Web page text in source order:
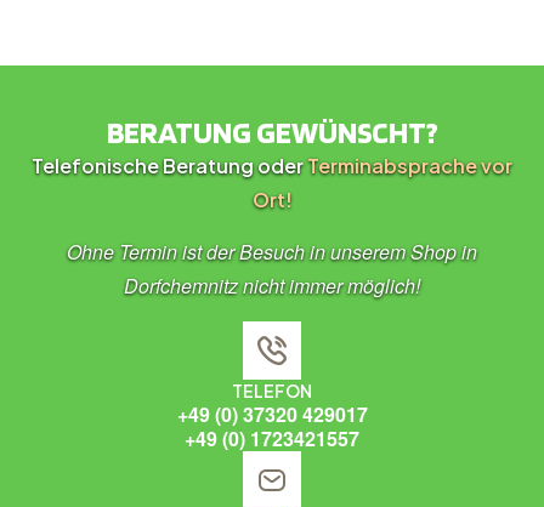
BERATUNG GEWÜNSCHT?
Telefonische Beratung oderTerminabsprache vor
Ort!
Ohne Termin ist der Besuch in unserem Shop in
Dorfchemnitz nicht immer möglich!
TELEFON
+49 (0) 37320 429017
+49 (0) 1723421557